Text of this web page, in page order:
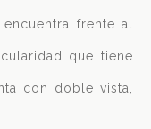
frente al
que tiene
con doble vista,